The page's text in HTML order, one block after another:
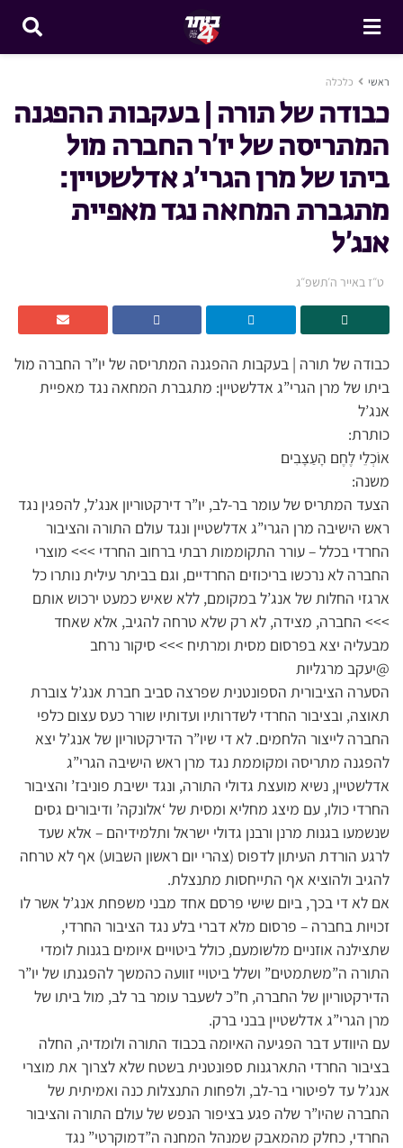
ראשי כלכלה
כבודה של תורה | בעקבות ההפגנה
המתריסה של יו’ר החברה מול
ביתו של מרן הגרי’ג אדלשטיין:
מתגברת המחאה נגד מאפיית
אנג’ל
ט״ז באייר ה׳תשפ״ג
כבודה של תורה | בעקבות ההפגנה המתריסה של יו”ר החברה מול
ביתו של מרן הגרי”ג אדלשטיין: מתגברת המחאה נגד מאפיית
אנג’ל
כותרת:
אוֹכְלֵי לֶחֶם הָעַצָבִים
משנה:
הצעד המתריס של עומר בר-לב, יו”ר דירקטוריון אנג’ל, להפגין נגד
ראש הישיבה מרן הגרי”ג אדלשטיין ונגד עולם התורה והציבור
החרדי בכלל – עורר התקוממות רבתי ברחוב החרדי >>> מוצרי
החברה לא נרכשו בריכוזים החרדיים, וגם בביתר עילית נותרו כל
ארגזי החלות של אנג’ל במקומם, ללא שאיש כמעט ירכוש אותם
>>> החברה, מצידה, לא רק שלא טרחה להגיב, אלא שאחד
מבעליה יצא בפרסום מסית ומרתיח >>> סיקור נרחב
@יעקב מרגליות
הסערה הציבורית הספונטנית שפרצה סביב חברת אנג’ל צוברת
תאוצה, ובציבור החרדי לשדרותיו ועדותיו שורר כעס עצום כלפי
החברה לייצור הלחמים. לא די שיו”ר הדירקטוריון של אנג’ל יצא
להפגנה מתריסה ומקוממת נגד מרן ראש הישיבה הגרי”ג
אדלשטיין, נשיא מועצת גדולי התורה, ונגד ישיבת פוניבז’ והציבור
החרדי כולו, עם מיצג מחליא ומסית של ‘אלונקה’ ודיבורים גסים
שנשמעו בגנות מרנן ורבנן גדולי ישראל ותלמידיהם – אלא שעד
לרגע הורדת העיתון לדפוס (צהרי יום ראשון השבוע) אף לא טרחה
להגיב ולהוציא אף התייחסות מתנצלת.
אם לא די בכך, ביום שישי פרסם אחד מבני משפחת אנג’ל אשר לו
זכויות בחברה – פרסום מלא דברי בלע נגד הציבור החרדי,
שתצילנה אוזניים מלשומעם, כולל ביטויים איומים בגנות לומדי
התורה ה”משתמטים” ושלל ביטויי זוועה כהמשך להפגנתו של יו”ר
הדירקטוריון של החברה, ח”כ לשעבר עומר בר לב, מול ביתו של
מרן הגרי”ג אדלשטיין בבני ברק.
עם היוודע דבר הפגיעה האיומה בכבוד התורה ולומדיה, החלה
בציבור החרדי התארגנות ספונטנית בשטח שלא לצרוך את מוצרי
אנג’ל עד לפיטורי בר-לב, ולפחות התנצלות כנה ואמיתית של
החברה שהיו”ר שלה פגע בציפור הנפש של עולם התורה והציבור
החרדי, כחלק מהמאבק שמנהל המחנה ה”דמוקרטי” נגד